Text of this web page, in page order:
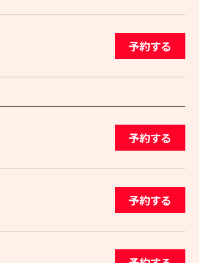
予約する
予約する
予約する